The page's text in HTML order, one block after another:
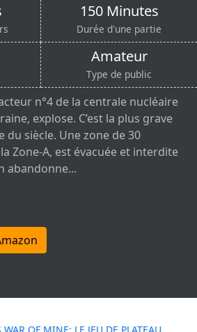
150 Minutes
Durée d'une partie
Amateur
Type de public
n°4 de la centrale nucléaire
explose. C’est la plus grave
siècle. Une zone de 30
Zone-A, est évacuée et interdite
abandonne...